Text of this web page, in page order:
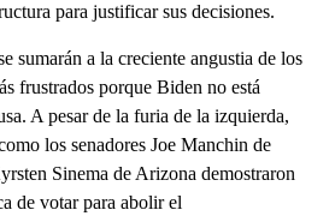
para justificar sus decisiones.
sumarán a la creciente angustia de los
frustrados porque Biden no está
A pesar de la furia de la izquierda,
los senadores Joe Manchin de
Sinema de Arizona demostraron
de votar para abolir el